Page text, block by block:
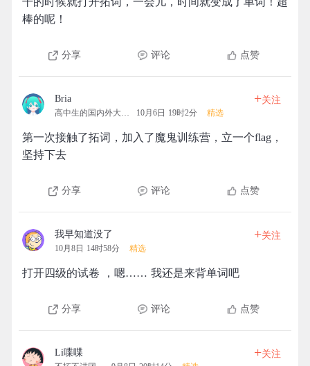
棒的呢！
分享 评论 点赞
Bria
高中生的国内外大学梦 10月6日 19时2分 精选
+关注
第一次接触了拓词，加入了魔鬼训练营，立一个flag，
坚持下去
分享 评论 点赞
我早知道没了
10月8日 14时58分 精选
+关注
打开四级的试卷 ，嗯…… 我还是来背单词吧
分享 评论 点赞
Li喋喋 +关注